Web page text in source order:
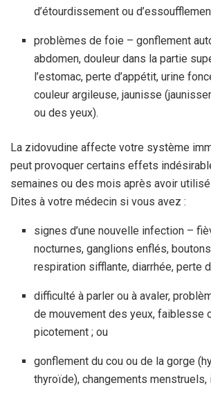
d’étourdissement ou
problèmes de foie – gonflement
abdomen, douleur dans la partie
l’estomac, perte d’appétit, urine
couleur argileuse, jaunisse
ou des yeux).
La zidovudine affecte votre système
peut provoquer certains effets
semaines ou des mois après avoir
Dites à votre médecin si vous avez :
signes d’une nouvelle infection –
nocturnes, ganglions enflés,
respiration sifflante, diarrhée, perte
difficulté à parler ou à avaler,
de mouvement des yeux, faiblesse
picotement ; ou
gonflement du cou ou de la gorge
thyroïde), changements menstruels,